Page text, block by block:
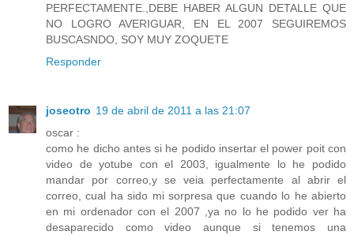
PERFECTAMENTE.,DEBE HABER ALGUN DETALLE QUE
NO LOGRO AVERIGUAR, EN EL 2007 SEGUIREMOS
BUSCASNDO, SOY MUY ZOQUETE
Responder
joseotro 19 de abril de 2011 a las 21:07
oscar :
como he dicho antes si he podido insertar el power poit con
video de yotube con el 2003, igualmente lo he podido
mandar por correo,y se veia perfectamente al abrir el
correo, cual ha sido mi sorpresa que cuando lo he abierto
en mi ordenador con el 2007 ,ya no lo he podido ver ha
desaparecido como video aunque si tenemos una